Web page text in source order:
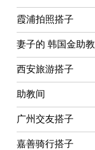
霞浦拍照搭子
妻子的 韩国金助教
西安旅游搭子
助教间
广州交友搭子
嘉善骑行搭子